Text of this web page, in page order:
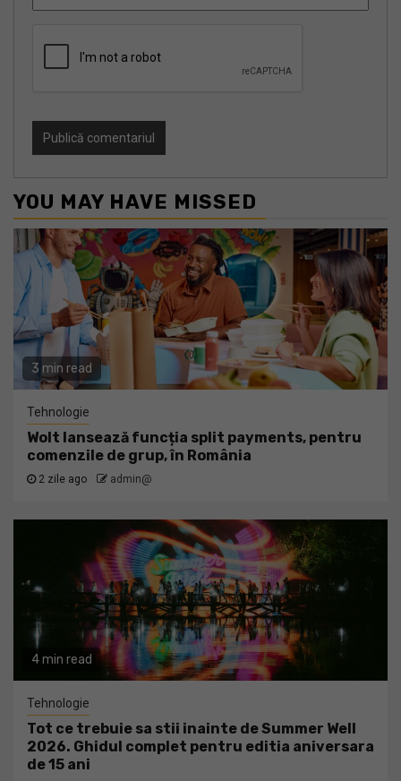
YOU MAY HAVE MISSED
3 min read
Tehnologie
Wolt lansează funcția split payments, pentru
comenzile de grup, în România
2 zile ago admin@
4 min read
Tehnologie
Tot ce trebuie sa stii inainte de Summer Well
2026. Ghidul complet pentru editia aniversara
de 15 ani